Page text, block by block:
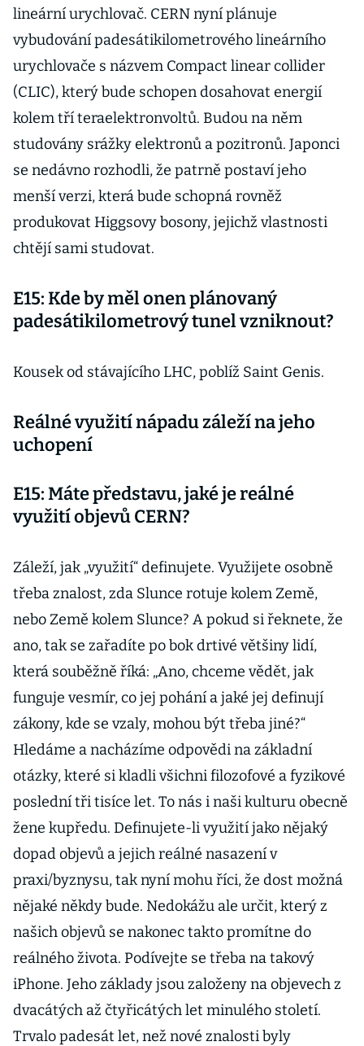
lineární urychlovač. CERN nyní plánuje
vybudování padesátikilometrového lineárního
urychlovače s názvem Compact linear collider
(CLIC), který bude schopen dosahovat energií
kolem tří teraelektronvoltů. Budou na něm
studovány srážky elektronů a pozitronů. Japonci
se nedávno rozhodli, že patrně postaví jeho
menší verzi, která bude schopná rovněž
produkovat Higgsovy bosony, jejichž vlastnosti
chtějí sami studovat.
E15: Kde by měl onen plánovaný
padesátikilometrový tunel vzniknout?
Kousek od stávajícího LHC, poblíž Saint Genis.
Reálné využití nápadu záleží na jeho
uchopení
E15: Máte představu, jaké je reálné
využití objevů CERN?
Záleží, jak „využití“ definujete. Využijete osobně
třeba znalost, zda Slunce rotuje kolem Země,
nebo Země kolem Slunce? A pokud si řeknete, že
ano, tak se zařadíte po bok drtivé většiny lidí,
která souběžně říká: „Ano, chceme vědět, jak
funguje vesmír, co jej pohání a jaké jej definují
zákony, kde se vzaly, mohou být třeba jiné?“
Hledáme a nacházíme odpovědi na základní
otázky, které si kladli všichni filozofové a fyzikové
poslední tři tisíce let. To nás i naši kulturu obecně
žene kupředu. Definujete-li využití jako nějaký
dopad objevů a jejich reálné nasazení v
praxi/byznysu, tak nyní mohu říci, že dost možná
nějaké někdy bude. Nedokážu ale určit, který z
našich objevů se nakonec takto promítne do
reálného života. Podívejte se třeba na takový
iPhone. Jeho základy jsou založeny na objevech z
dvacátých až čtyřicátých let minulého století.
Trvalo padesát let, než nové znalosti byly